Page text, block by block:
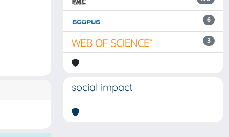
6
3
social impact